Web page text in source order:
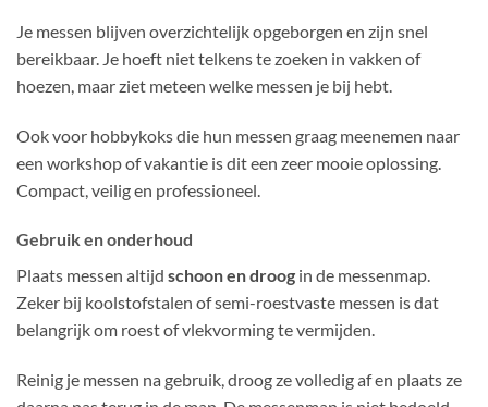
Je messen blijven overzichtelijk opgeborgen en zijn snel
bereikbaar. Je hoeft niet telkens te zoeken in vakken of
hoezen, maar ziet meteen welke messen je bij hebt.
Ook voor hobbykoks die hun messen graag meenemen naar
een workshop of vakantie is dit een zeer mooie oplossing.
Compact, veilig en professioneel.
Gebruik en onderhoud
Plaats messen altijd schoon en droog in de messenmap.
Zeker bij koolstofstalen of semi-roestvaste messen is dat
belangrijk om roest of vlekvorming te vermijden.
Reinig je messen na gebruik, droog ze volledig af en plaats ze